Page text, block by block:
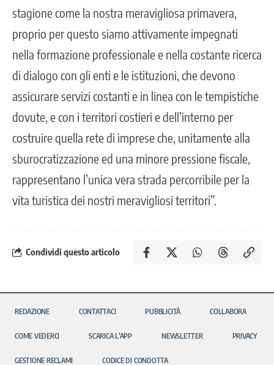
stagione come la nostra meravigliosa primavera,
proprio per questo siamo attivamente impegnati
nella formazione professionale e nella costante ricerca
di dialogo con gli enti e le istituzioni, che devono
assicurare servizi costanti e in linea con le tempistiche
dovute, e con i territori costieri e dell’interno per
costruire quella rete di imprese che, unitamente alla
sburocratizzazione ed una minore pressione fiscale,
rappresentano l’unica vera strada percorribile per la
vita turistica dei nostri meravigliosi territori”.
Condividi questo articolo
REDAZIONE CONTATTACI PUBBLICITÀ COLLABORA
COME VEDERCI SCARICA L’APP NEWSLETTER PRIVACY
GESTIONE RECLAMI CODICE DI CONDOTTA